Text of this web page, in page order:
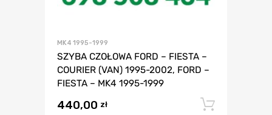
MK4 1995-1999
SZYBA CZOŁOWA FORD – FIESTA –
COURIER (VAN) 1995-2002, FORD –
FIESTA – MK4 1995-1999
440,00 zł